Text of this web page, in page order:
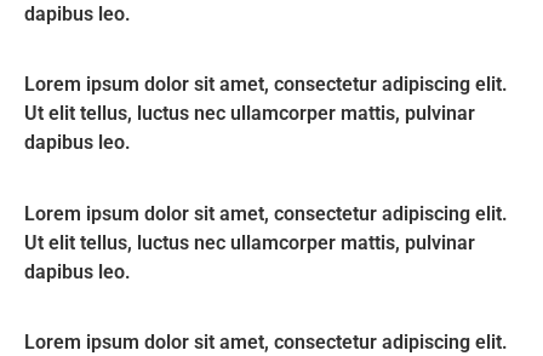
dapibus leo.
Lorem ipsum dolor sit amet, consectetur adipiscing elit.
Ut elit tellus, luctus nec ullamcorper mattis, pulvinar
dapibus leo.
Lorem ipsum dolor sit amet, consectetur adipiscing elit.
Ut elit tellus, luctus nec ullamcorper mattis, pulvinar
dapibus leo.
Lorem ipsum dolor sit amet, consectetur adipiscing elit.